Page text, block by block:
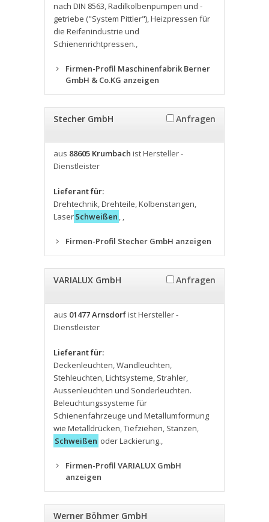
nach DIN 8563,Radilkolbenpumpen und -
getriebe ("System Pittler"),Heizpressen für
die Reifenindustrie und
Schienenrichtpressen.,
Firmen-Profil Maschinenfabrik Berner
GmbH & Co.KG anzeigen
Stecher GmbH Anfragen
aus 88605 Krumbach ist Hersteller -
Dienstleister
Lieferant für:
Drehtechnik,Drehteile,Kolbenstangen,
LaserSchweißen , ,
Firmen-Profil Stecher GmbH anzeigen
VARIALUX GmbH Anfragen
aus 01477 Arnsdorfist Hersteller -
Dienstleister
Lieferant für:
Deckenleuchten,Wandleuchten,
Stehleuchten,Lichtsysteme, Strahler,
Aussenleuchten und Sonderleuchten.
Beleuchtungssysteme für
Schienenfahrzeuge und Metallumformung
wie Metalldrücken,Tiefziehen, Stanzen,
Schweißen oder Lackierung.,
Firmen-Profil VARIALUX GmbH
anzeigen
Werner Böhmer GmbH